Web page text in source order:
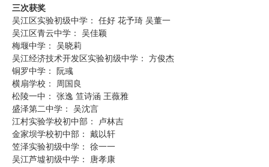
三次获奖
吴江区实验初级中学： 任好 花予琦 吴董一
吴江区青云中学： 吴佳颖
梅堰中学： 吴晓莉
吴江经济技术开发区实验初级中学： 方俊杰
铜罗中学： 阮彧
横扇学校： 周国良
松陵一中： 张逸 笪诗涵 王薇雅
盛泽第二中学： 吴沈言
江村实验学校初中部： 卢林吉
金家坝学校初中部： 戴以轩
笠泽实验初级中学： 徐一一
吴江芦墟初级中学： 唐孝康